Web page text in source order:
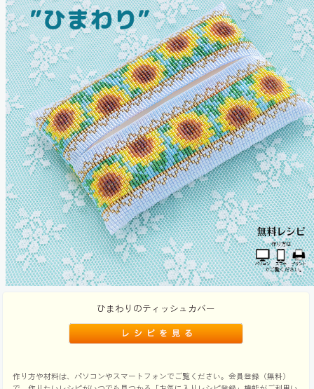
ひまわりのティッシュカバー
作り方や材料は、パソコンやスマートフォンでご覧ください。会員登録（無料）